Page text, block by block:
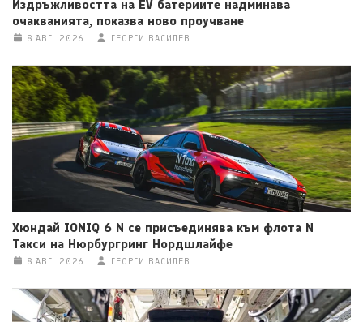
Издръжливостта на EV батериите надминава
очакванията, показва ново проучване
8 АВГ. 2026 ГЕОРГИ ВАСИЛЕВ
Хюндай IONIQ 6 N се присъединява към флота N
Такси на Нюрбургринг Нордшлайфе
8 АВГ. 2026 ГЕОРГИ ВАСИЛЕВ